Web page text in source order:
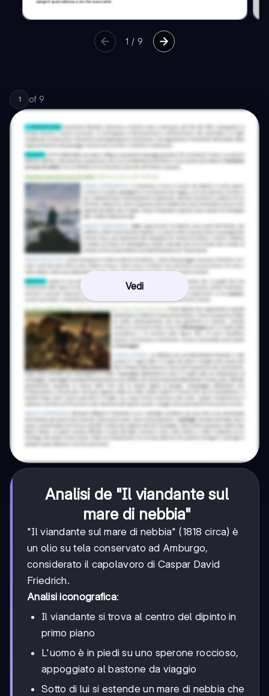
1 /9
1 of 9
Vedi
Analisi de "Il viandante sul
mare di nebbia"
"Il viandante sul mare di nebbia" (1818 circa) è
un olio su tela conservato ad Amburgo,
considerato il capolavoro di Caspar David
Friedrich.
Analisi iconografica:
Il viandante si trova al centro del dipinto in
primo piano
L'uomo è in piedi su uno sperone roccioso,
appoggiato al bastone da viaggio
Sotto di lui si estende un mare di nebbia che